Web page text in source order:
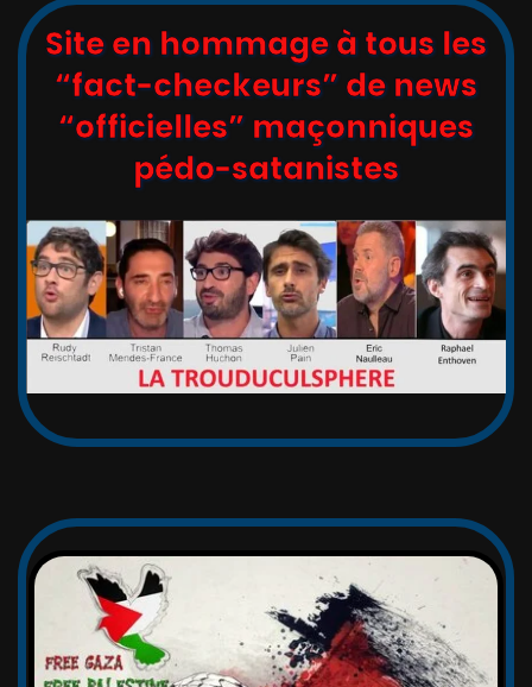
Site en hommage à tous les
“fact-checkeurs” de news
“officielles” maçonniques
pédo-satanistes